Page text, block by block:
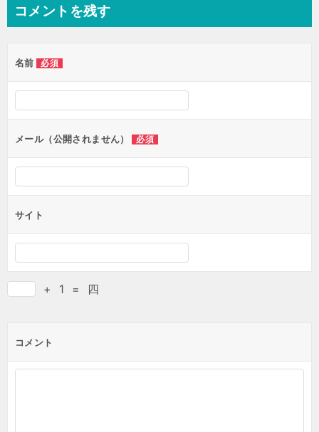
コメントを残す
名前 必須
メール（公開されません） 必須
サイト
+ 1 = 四
コメント